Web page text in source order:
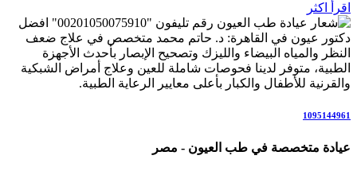
اقرأ اكثر
رقم تليفون "00201050075910" افضل
دكتور عيون في القاهرة: د. حاتم محمد متخصص في علاج ضعف
النظر والمياه البيضاء والليزك وتصحيح الإبصار بأحدث الأجهزة
الطبية، متوفر لدينا فحوصات شاملة للعين وعلاج أمراض الشبكية
والقرنية للأطفال والكبار بأعلى معايير الرعاية الطبية.
1095144961
عيادة متخصصة في طب العيون - مصر